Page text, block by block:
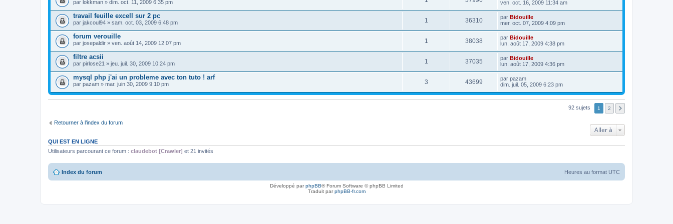
par lokkman » dim. oct. 11, 2009 6:35 pm
ven. oct. 16, 2009 11:34 am
travail feuille excell sur 2 pc
par jakcoul94 » sam. oct. 03, 2009 6:48 pm 1 36310 par Bidouille
mer. oct. 07, 2009 4:09 pm
forum verouille
par josepaldir » ven. août 14, 2009 12:07 pm 1 38038 par Bidouille
lun. août 17, 2009 4:38 pm
filtre acsii
par pirlose21 » jeu. juil. 30, 2009 10:24 pm 1 37035 par Bidouille
lun. août 17, 2009 4:36 pm
mysql php j'ai un probleme avec ton tuto ! arf
par pazam » mar. juin 30, 2009 9:10 pm 3 43699 par pazam
dim. juil. 05, 2009 6:23 pm
92 sujets 1 2
Retourner à l’index du forum
Aller à
QUI EST EN LIGNE
Utilisateurs parcourant ce forum : claudebot [Crawler] et 21 invités
Index du forum Heures au format UTC
Développé parphpBB® Forum Software © phpBB Limited
Traduit parphpBB-fr.com